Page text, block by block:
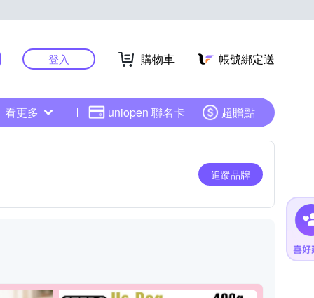
登入 購物車 帳號綁定送
看更多 uniopen 聯名卡 超贈點
追蹤品牌